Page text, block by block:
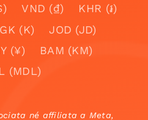
VND (₫)
KHR (៛)
(K)
JOD (JD)
(¥)
BAM (KM)
(MDL)
né affiliata a Meta,